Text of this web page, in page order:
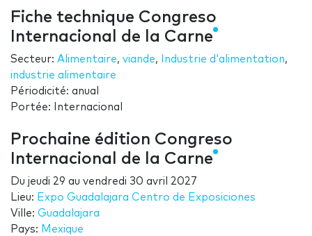
Fiche technique Congreso
Internacional de la Carne
Secteur: Alimentaire, viande, Industrie d'alimentation,
industrie alimentaire
Périodicité: anual
Portée: Internacional
Prochaine édition Congreso
Internacional de la Carne
Du jeudi 29 au vendredi 30 avril 2027
Lieu: Expo Guadalajara Centro de Exposiciones
Ville: Guadalajara
Pays: Mexique